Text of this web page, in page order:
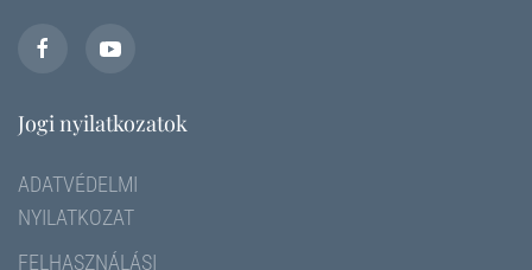
Jogi nyilatkozatok
ADATVÉDELMI
NYILATKOZAT
FELHASZNÁLÁSI